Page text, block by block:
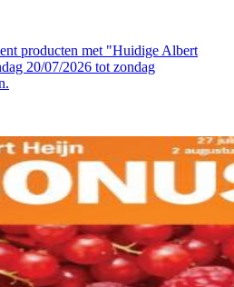
producten met "Huidige Albert
20/07/2026 tot zondag